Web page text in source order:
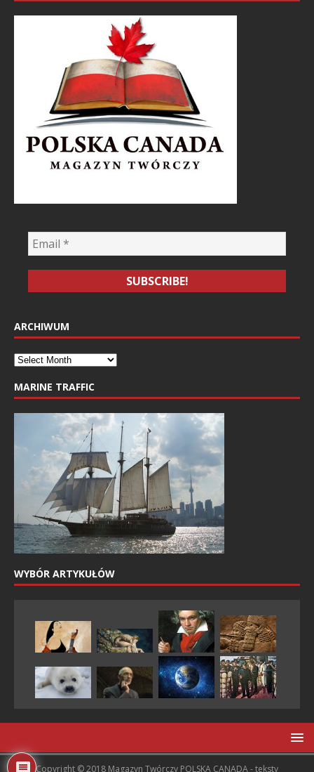
ARCHIWUM
MARINE TRAFFIC
WYBÓR ARTYKUŁÓW
Copyright © 2018 Magazyn Twórczy POLSKA CANADA - teksty